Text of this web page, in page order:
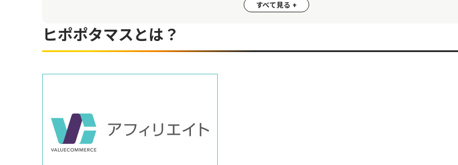
【レビュー】ヒポポタマスのオーガニックコットンタオルを購入
ヒポポタマスのタオルの評判・口コミを調査
少しほつれやすい
吸水すると重くなる
ヒポポタマスとは？